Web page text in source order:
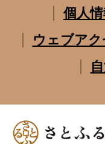
個人
ウェブア